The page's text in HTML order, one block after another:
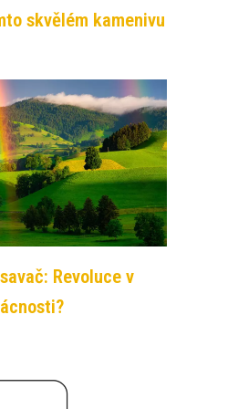
skvělém kamenivu
Revoluce v